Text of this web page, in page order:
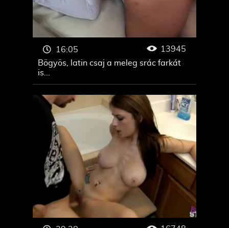
Bögyös, latin csaj a meleg srác farkát
is...
16:05 13945